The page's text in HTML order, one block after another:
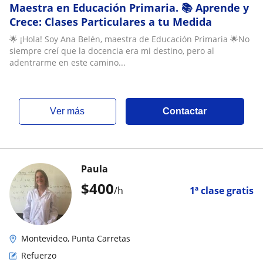
Maestra en Educación Primaria. 📚 Aprende y
Crece: Clases Particulares a tu Medida
🌟 ¡Hola! Soy Ana Belén, maestra de Educación Primaria 🌟No
siempre creí que la docencia era mi destino, pero al
adentrarme en este camino...
ver más Contactar
$400/h 1ª clase gratis
Paula
Montevideo, Punta Carretas
Refuerzo